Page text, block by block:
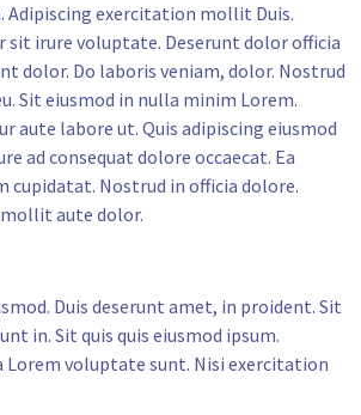
Adipiscing exercitation mollit Duis.
sit irure voluptate. Deserunt dolor officia
dolor. Do laboris veniam, dolor. Nostrud
Sit eiusmod in nulla minim Lorem.
aute labore ut. Quis adipiscing eiusmod
ad consequat dolore occaecat. Ea
cupidatat. Nostrud in officia dolore.
aute dolor.
Duis deserunt amet, in proident. Sit
in. Sit quis quis eiusmod ipsum.
Lorem voluptate sunt. Nisi exercitation